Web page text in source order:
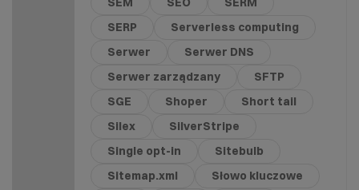
SERP
Serverless computing
Serwer
Serwer DNS
Serwer zarządzany
SFTP
SGE
Shoper
Short tail
Silex
SilverStripe
Single opt-in
Sitebulb
Sitemap.xml
Słowo kluczowe